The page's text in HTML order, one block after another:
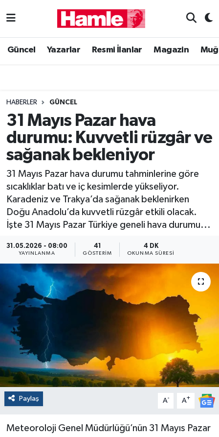
Güncel Yazarlar Resmi İlanlar Magazin
HABERLER GÜNCEL
31 Mayıs Pazar hava
durumu: Kuvvetli rüzgâr ve
sağanak bekleniyor
31 Mayıs Pazar hava durumu tahminlerine göre
sıcaklıklar batı ve iç kesimlerde yükseliyor.
Karadeniz ve Trakya’da sağanak beklenirken
Doğu Anadolu’da kuvvetli rüzgâr etkili olacak.
İşte 31 Mayıs Pazar Türkiye geneli hava durumu...
31.05.2026 - 08:00
YAYINLANMA
41
GÖSTERIM
4 DK
OKUNMA SÜRESI
Paylaş A- A+
Meteoroloji Genel Müdürlüğü’nün 31 Mayıs Pazar
Güncel
Magazin
Muğla Haber
Siyaset
Muğla Nöbetçi Eczaneler
Muğla Trafik Yoğunluk Haritası
Süper Lig Puan Durumu ve Fikstür
Tüm Manşetler
Son Dakika Haberleri
Haber Arşivi